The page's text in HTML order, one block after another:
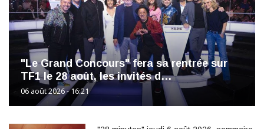
"Le Grand Concours" fera sa rentrée sur
TF1 le 28 août, les invités d…
06 août 2026 - 16:21